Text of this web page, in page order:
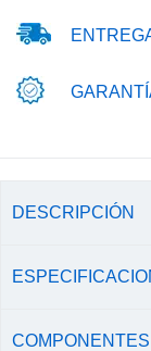
DESCRIPCIÓN
COMPONENTES